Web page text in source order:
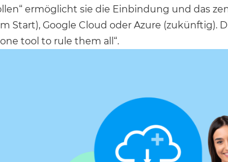
ermöglicht sie die Einbindung und das
Start), Google Cloud oder Azure (zukünftig).
tool to rule them all“.